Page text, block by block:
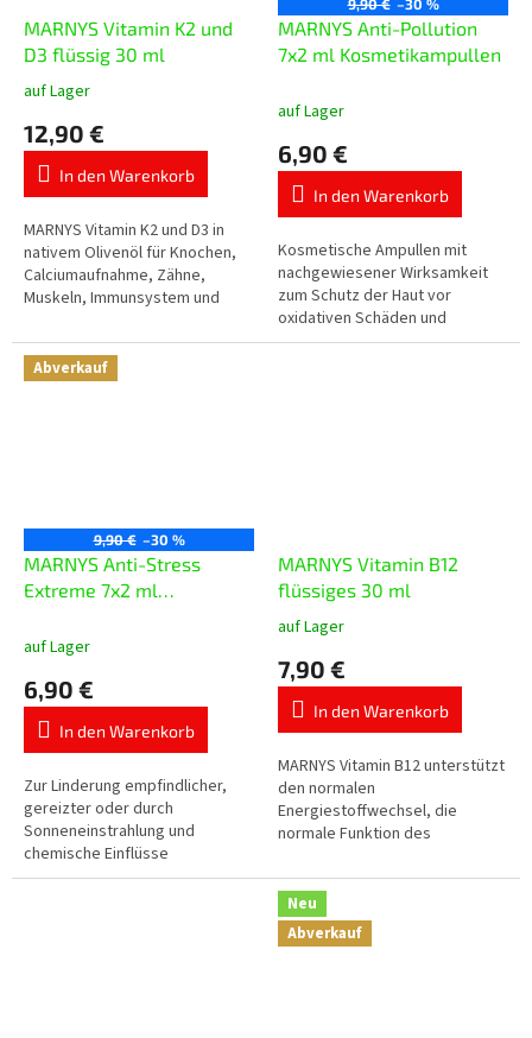
MARNYS Vitamin K2 und
D3 flüssig 30 ml
Die
Produktbewertung
ist
5,0
5
Sternen.
auf Lager
12,90 €
In den Warenkorb
MARNYS Vitamin K2 und D3 in
nativem Olivenöl für Knochen,
Calciumaufnahme, Zähne,
Muskeln, Immunsystem und
9,90 € –30 %
MARNYS Anti-Pollution
7x2 ml Kosmetikampullen
auf Lager
6,90 €
In den Warenkorb
Kosmetische Ampullen mit
nachgewiesener Wirksamkeit
zum Schutz der Haut vor
oxidativen Schäden und
Lichtalterung durch
Abverkauf
9,90 € –30 %
MARNYS Anti-Stress
Extreme 7x2 ml
auf Lager
6,90 €
In den Warenkorb
Zur Linderung empfindlicher,
gereizter oder durch
Sonneneinstrahlung und
chemische Einflüsse
beanspruchter Haut. Ideal bei
MARNYS Vitamin B12
flüssiges 30 ml
Die
Produktbewertung
ist
5,0
5
Sternen.
auf Lager
7,90 €
In den Warenkorb
MARNYS Vitamin B12 unterstützt
den normalen
Energiestoffwechsel, die
normale Funktion des
psychische Funktion, die
Bildung roter Blutkörperchen
und...
Neu
Abverkauf